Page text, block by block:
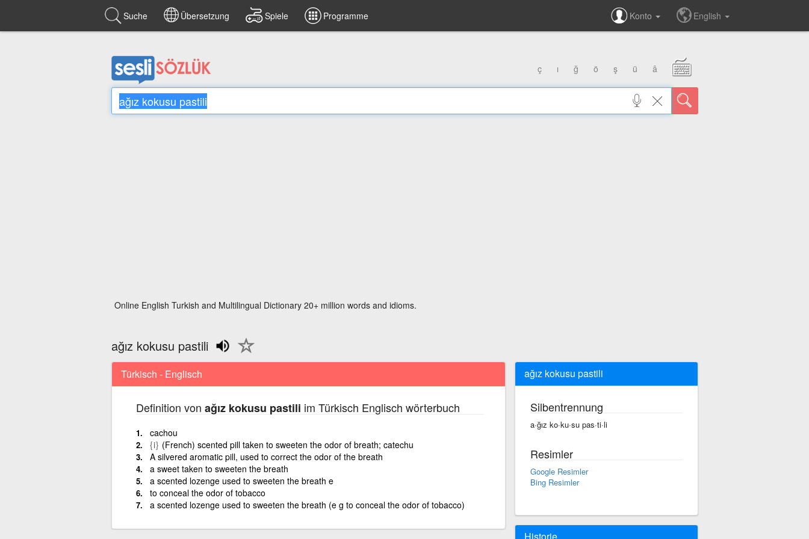
Suche Übersetzung Spiele Programme Konto English
ç ı ğ ö ş ü â
Online English Turkish and Multilingual Dictionary 20+ million words and idioms.
ağız kokusu pastili
Türkisch - Englisch
Definition von ağız kokusu pastili im Türkisch Englisch wörterbuch
cachou
{i} (French) scented pill taken to sweeten the odor of breath; catechu
A silvered aromatic pill, used to correct the odor of the breath
a sweet taken to sweeten the breath
a scented lozenge used to sweeten the breath e
to conceal the odor of tobacco
a scented lozenge used to sweeten the breath (e g to conceal the odor of tobacco)
ağız kokusu pastili
Silbentrennung
a·ğız ko·ku·su pas·ti·li
Resimler
Google Resimler
Bing Resimler
Historie